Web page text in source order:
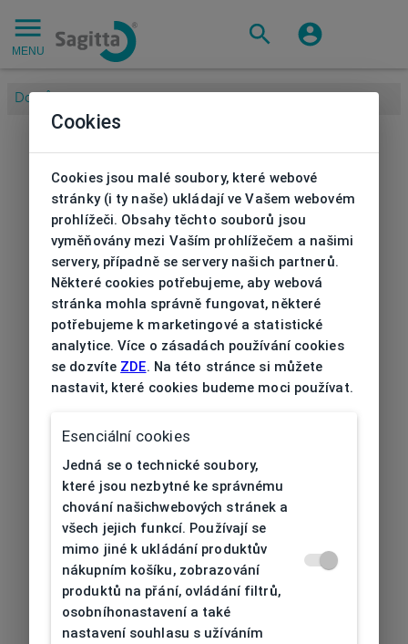
MENU
Domů
Cookies
Cookies jsou malé soubory, které webové
stránky (i ty naše) ukládají ve Vašem webovém
prohlížeči. Obsahy těchto souborů jsou
vyměňovány mezi Vaším prohlížečem a našimi
servery, případně se servery našich partnerů.
Některé cookies potřebujeme, aby webová
stránka mohla správně fungovat, některé
potřebujeme k marketingové a statistické
analytice. Více o zásadách používání cookies
se dozvíte ZDE. Na této stránce si můžete
nastavit, které cookies budeme moci používat.
Esenciální cookies
Jedná se o technické soubory,
které jsou nezbytné ke správnému
chování našichwebových stránek a
všech jejich funkcí. Používají se
mimo jiné k ukládání produktův
nákupním košíku, zobrazování
produktů na přání, ovládání filtrů,
osobníhonastavení a také
nastavení souhlasu s užíváním